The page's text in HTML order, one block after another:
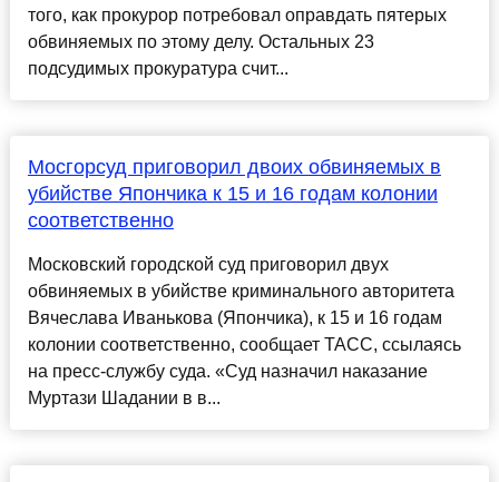
того, как прокурор потребовал оправдать пятерых
обвиняемых по этому делу. Остальных 23
подсудимых прокуратура счит...
Мосгорсуд приговорил двоих обвиняемых в
убийстве Япончика к 15 и 16 годам колонии
соответственно
Московский городской суд приговорил двух
обвиняемых в убийстве криминального авторитета
Вячеслава Иванькова (Япончика), к 15 и 16 годам
колонии соответственно, сообщает ТАСС, ссылаясь
на пресс-службу суда. «Суд назначил наказание
Муртази Шадании в в...